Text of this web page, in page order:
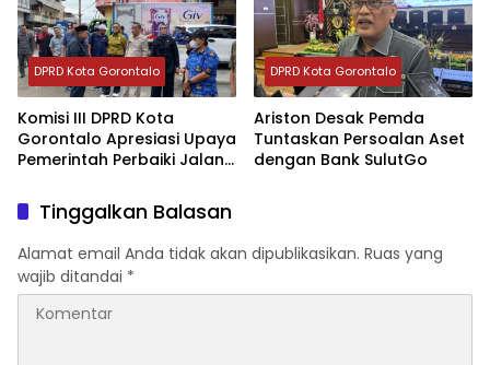
DPRD Kota Gorontalo
Komisi III DPRD Kota
Gorontalo Apresiasi Upaya
Pemerintah Perbaiki Jalan
DPRD Kota Gorontalo
Ariston Desak Pemda
Tuntaskan Persoalan Aset
dengan Bank SulutGo
Tinggalkan Balasan
Alamat email Anda tidak akan dipublikasikan. Ruas yang
wajib ditandai *